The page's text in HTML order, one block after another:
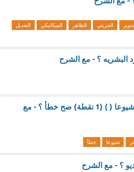
الجزيئي الظاهر الميكانيكي
التعديل
البشريه ؟ - مع الشرح
يعد تنسيق MP3 التنسيق الصوتي الرقمي الأكثر شيوعا ( ) (1 نقطة) صح خطأ ؟ - مع
شيوعا خطأ